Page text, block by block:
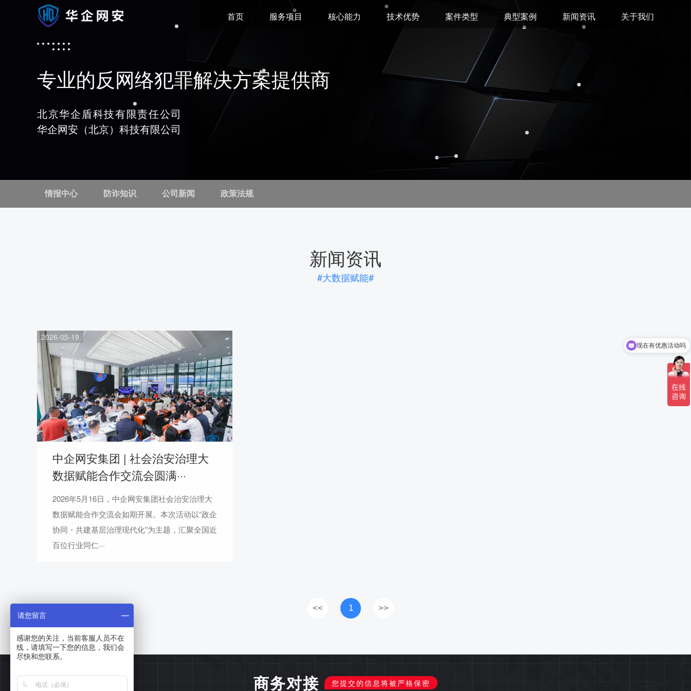
首页 服务项目 核心能力 技术优势 案件类型 典型案例 新闻资讯 关于我们
专业的反网络犯罪解决方案提供商
北京华企盾科技有限责任公司
华企网安（北京）科技有限公司
情报中心 防诈知识 公司新闻 政策法规
新闻资讯
#大数据赋能#
2026-05-19
中企网安集团 | 社会治安治理大
数据赋能合作交流会圆满···
2026年5月16日，中企网安集团社会治安治理大
数据赋能合作交流会如期开展。本次活动以“政企
协同・共建基层治理现代化”为主题，汇聚全国近
百位行业同仁···
<< 1 >>
商务对接 您提交的信息将被严格保密
现在有优惠活动吗
请您留言
感谢您的关注，当前客服人员不在
线，请填写一下您的信息，我们会
尽快和您联系。